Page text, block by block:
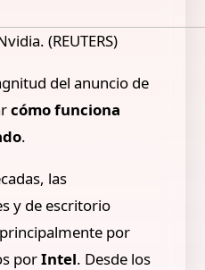
(REUTERS)
del anuncio de
cómo funciona
.
las
y de escritorio
por
porIntel. Desde los